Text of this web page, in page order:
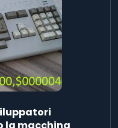
la macchina